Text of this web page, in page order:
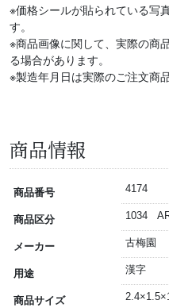
※価格シールが貼られている写
す。
※商品画像に関して、実際の商
る場合があります。
※製造年月日は実際のご注文商
商品情報
商品番号 4174
商品区分 1034
メーカー 古梅園
用途 漢字
商品サイズ